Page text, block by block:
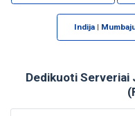
Indija |
Dedikuoti Serveriai